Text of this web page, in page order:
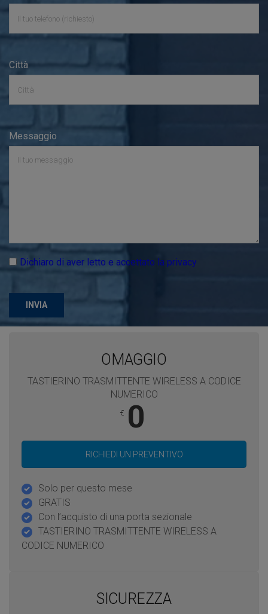
Città
Messaggio
Dichiaro di aver letto e accettato la privacy
INVIA
OMAGGIO
TASTIERINO TRASMITTENTE WIRELESS A CODICE
NUMERICO
€ 0
RICHIEDI UN PREVENTIVO
Solo per questo mese
GRATIS
Con l’acquisto di una porta sezionale
TASTIERINO TRASMITTENTE WIRELESS A
CODICE NUMERICO
SICUREZZA